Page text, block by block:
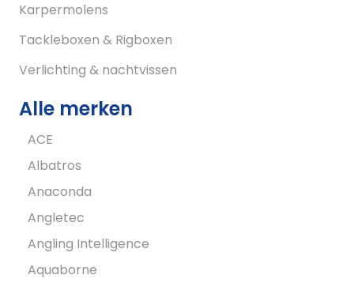
Karpermolens
Tackleboxen & Rigboxen
Verlichting & nachtvissen
Alle merken
ACE
Albatros
Anaconda
Angletec
Angling Intelligence
Aquaborne